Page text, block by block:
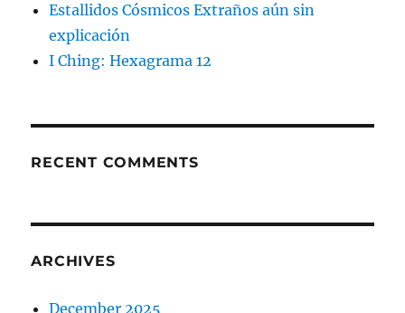
Estallidos Cósmicos Extraños aún sin
explicación
I Ching: Hexagrama 12
RECENT COMMENTS
ARCHIVES
December 2025